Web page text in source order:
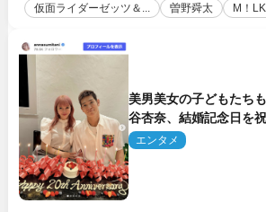
仮面ライダーゼッツ＆... 曽野舜太 M！LK
美男美女の子どもたち
谷杏奈、結婚記念日を
エンタメ